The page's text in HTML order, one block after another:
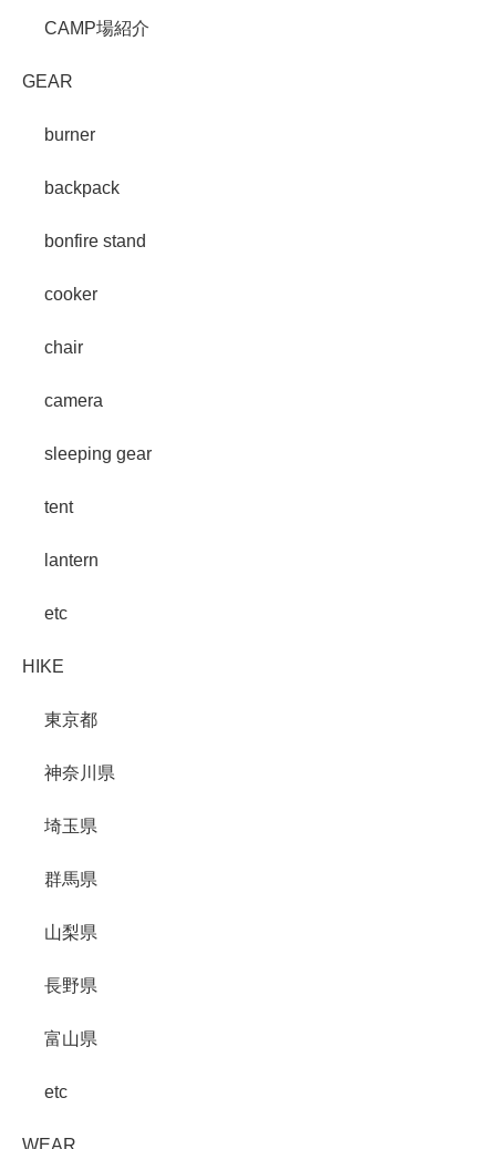
CAMP場紹介
GEAR
burner
backpack
bonfire stand
cooker
chair
camera
sleeping gear
tent
lantern
etc
HIKE
東京都
神奈川県
埼玉県
群馬県
山梨県
長野県
富山県
etc